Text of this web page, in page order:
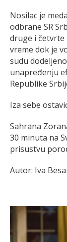
Nosilac je
odbrane SR
druge i četvrte
vreme dok je
sudu
unapređenju
Republike
Iza sebe
Sahrana
30 minuta na
prisustvu
Autor: Iva